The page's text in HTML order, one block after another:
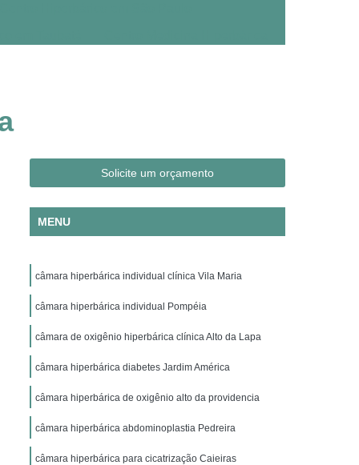
Clínica Hiperbárica em São Paulo
Hiperbárica
Oxigenação Hiperbárica
Hiperbárica em Campina Grande
Oxigenação Hiperbárica em São Paulo
Hiperbárica Tratamento
de Oxigenação Hiperbárica
Oxigenoterapia em Campina Grande
São Paulo
Oxigenoterapia em Sorocaba
para Cicatrização
Oxigenoterapia para Tratamento de Feridas
Oxigenoterapia Tratamento de Feridas
Solicite um orçamento
MENU
câmara hiperbárica individual clínica Vila Maria
câmara hiperbárica individual Pompéia
câmara de oxigênio hiperbárica clínica Alto da Lapa
câmara hiperbárica diabetes Jardim América
câmara hiperbárica de oxigênio alto da providencia
câmara hiperbárica abdominoplastia Pedreira
câmara hiperbárica para cicatrização Caieiras